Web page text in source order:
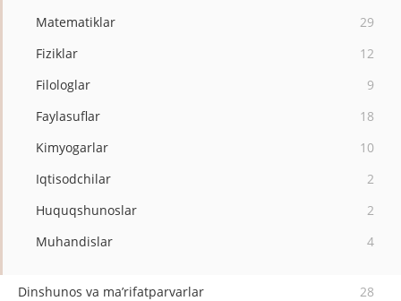
Matematiklar
29
Fiziklar
12
Filologlar
9
Faylasuflar
18
Kimyogarlar
10
Iqtisodchilar
2
Huquqshunoslar
2
Muhandislar
4
Dinshunos va ma’rifatparvarlar 28